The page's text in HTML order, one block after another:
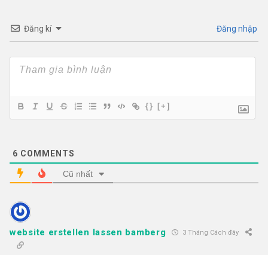
Đăng kí Đăng nhập
{} [+]
6 COMMENTS
Cũ nhất
website erstellen lassen bamberg 3 Tháng Cách đây